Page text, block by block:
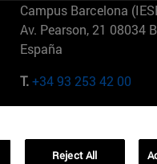
Campus Barcelona
Av. Pearson, 21 08034
España
T.+34 93 253 42 00
01321001 Bela Vista
Reject All